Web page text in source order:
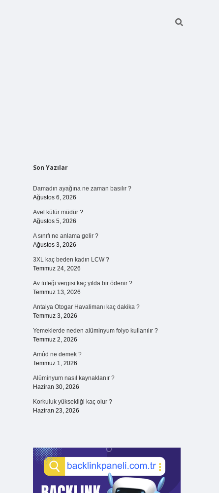
Sidebar
Son Yazılar
Damadın ayağına ne zaman basılır ?
Ağustos 6, 2026
Avel küfür müdür ?
Ağustos 5, 2026
A sınıfı ne anlama gelir ?
Ağustos 3, 2026
3XL kaç beden kadın LCW ?
Temmuz 24, 2026
Av tüfeği vergisi kaç yılda bir ödenir ?
Temmuz 13, 2026
Antalya Otogar Havalimanı kaç dakika ?
Temmuz 3, 2026
Yemeklerde neden alüminyum folyo kullanılır ?
Temmuz 2, 2026
Amûd ne demek ?
Temmuz 1, 2026
Alüminyum nasıl kaynaklanır ?
Haziran 30, 2026
Korkuluk yüksekliği kaç olur ?
Haziran 23, 2026